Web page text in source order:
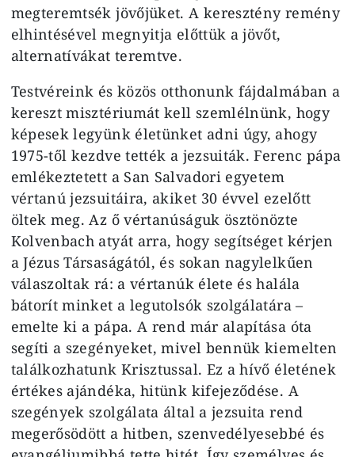
megteremtsék jövőjüket. A keresztény remény
elhintésével megnyitja előttük a jövőt,
alternatívákat teremtve.
Testvéreink és közös otthonunk fájdalmában a
kereszt misztériumát kell szemlélnünk, hogy
képesek legyünk életünket adni úgy, ahogy
1975-től kezdve tették a jezsuiták. Ferenc pápa
emlékeztetett a San Salvadori egyetem
vértanú jezsuitáira, akiket 30 évvel ezelőtt
öltek meg. Az ő vértanúságuk ösztönözte
Kolvenbach atyát arra, hogy segítséget kérjen
a Jézus Társaságától, és sokan nagylelkűen
válaszoltak rá: a vértanúk élete és halála
bátorít minket a legutolsók szolgálatára –
emelte ki a pápa. A rend már alapítása óta
segíti a szegényeket, mivel bennük kiemelten
találkozhatunk Krisztussal. Ez a hívő életének
értékes ajándéka, hitünk kifejeződése. A
szegények szolgálata által a jezsuita rend
megerősödött a hitben, szenvedélyesebbé és